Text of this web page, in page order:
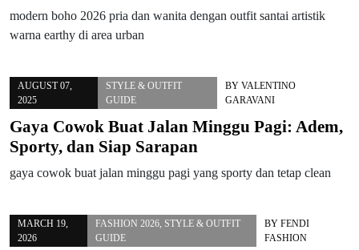
modern boho 2026 pria dan wanita dengan outfit santai artistik
warna earthy di area urban
AUGUST 07,
2025
STYLE & OUTFIT
GUIDE
BY VALENTINO
GARAVANI
Gaya Cowok Buat Jalan Minggu Pagi: Adem,
Sporty, dan Siap Sarapan
gaya cowok buat jalan minggu pagi yang sporty dan tetap clean
MARCH 19,
2026
FASHION 2026 STYLE & OUTFIT
GUIDE
BY FENDI
FASHION